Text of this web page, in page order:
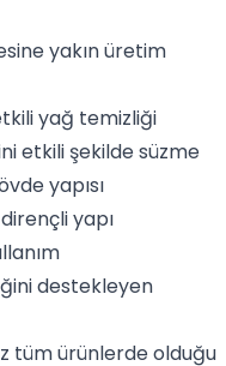
yakın üretim
yağ temizliği
etkili şekilde süzme
yapısı
yapı
destekleyen
tüm ürünlerde olduğu